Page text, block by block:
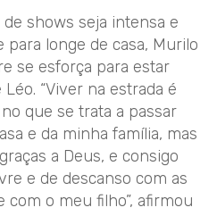
shows seja intensa e
longe de casa, Murilo
se esforça para estar
“Viver na estrada é
que se trata a passar
e da minha família, mas
a Deus, e consigo
e de descanso com as
com o meu filho”, afirmou